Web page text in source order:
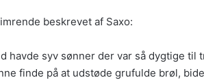
beskrevet af Saxo:
havde syv sønner der var så dygtige
finde på at udstøde grufulde brøl,